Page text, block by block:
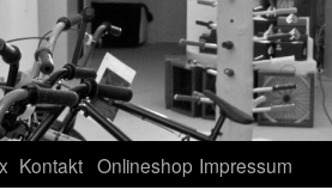
Kontakt Onlineshop Impressum